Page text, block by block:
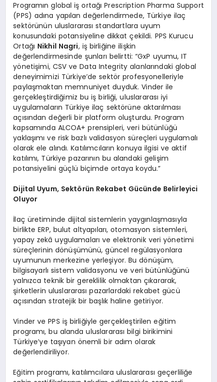
Programın global iş ortağı Prescription Pharma Support
(PPS) adına yapılan değerlendirmede, Türkiye ilaç
sektörünün uluslararası standartlara uyum
konusundaki potansiyeline dikkat çekildi. PPS Kurucu
Ortağı Nikhil Nagri, iş birliğine ilişkin
değerlendirmesinde şunları belirtti: “GxP uyumu, IT
yönetişimi, CSV ve Data Integrity alanlarındaki global
deneyimimizi Türkiye’de sektör profesyonelleriyle
paylaşmaktan memnuniyet duyduk. Vinder ile
gerçekleştirdiğimiz bu iş birliği, uluslararası iyi
uygulamaların Türkiye ilaç sektörüne aktarılması
açısından değerli bir platform oluşturdu. Program
kapsamında ALCOA+ prensipleri, veri bütünlüğü
yaklaşımı ve risk bazlı validasyon süreçleri uygulamalı
olarak ele alındı. Katılımcıların konuya ilgisi ve aktif
katılımı, Türkiye pazarının bu alandaki gelişim
potansiyelini güçlü biçimde ortaya koydu.”
Dijital Uyum, Sektörün Rekabet Gücünde Belirleyici
Oluyor
İlaç üretiminde dijital sistemlerin yaygınlaşmasıyla
birlikte ERP, bulut altyapıları, otomasyon sistemleri,
yapay zekâ uygulamaları ve elektronik veri yönetimi
süreçlerinin dönüşümünü, güncel regülasyonlara
uyumunun merkezine yerleşiyor. Bu dönüşüm,
bilgisayarlı sistem validasyonu ve veri bütünlüğünü
yalnızca teknik bir gereklilik olmaktan çıkararak,
şirketlerin uluslararası pazarlardaki rekabet gücü
açısından stratejik bir başlık haline getiriyor.
Vinder ve PPS iş birliğiyle gerçekleştirilen eğitim
programı, bu alanda uluslararası bilgi birikimini
Türkiye’ye taşıyan önemli bir adım olarak
değerlendiriliyor.
Eğitim programı, katılımcılara uluslararası geçerliliğe